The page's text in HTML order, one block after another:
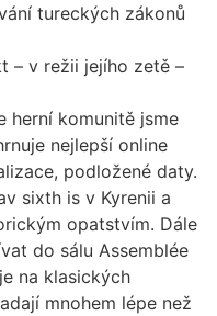
tureckých zákonů
– v režii jejího zetě –
herní komunitě jsme
nejlepší online
podložené daty.
sixth is v Kyrenii a
opatstvím. Dále
do sálu Assemblée
na klasických
mnohem lépe než